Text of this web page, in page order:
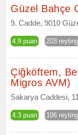
Güzel Bahçe
9. Cadde, 9010
4.9 puan 203 reyting
Çiğköftem,
Migros AVM)
Sakarya Caddesi,
4.3 puan 106 reyting